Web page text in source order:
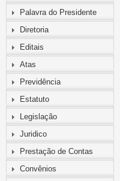
Palavra do Presidente
Diretoria
Editais
Atas
Previdência
Estatuto
Legislação
Juridico
Prestação de Contas
Convênios